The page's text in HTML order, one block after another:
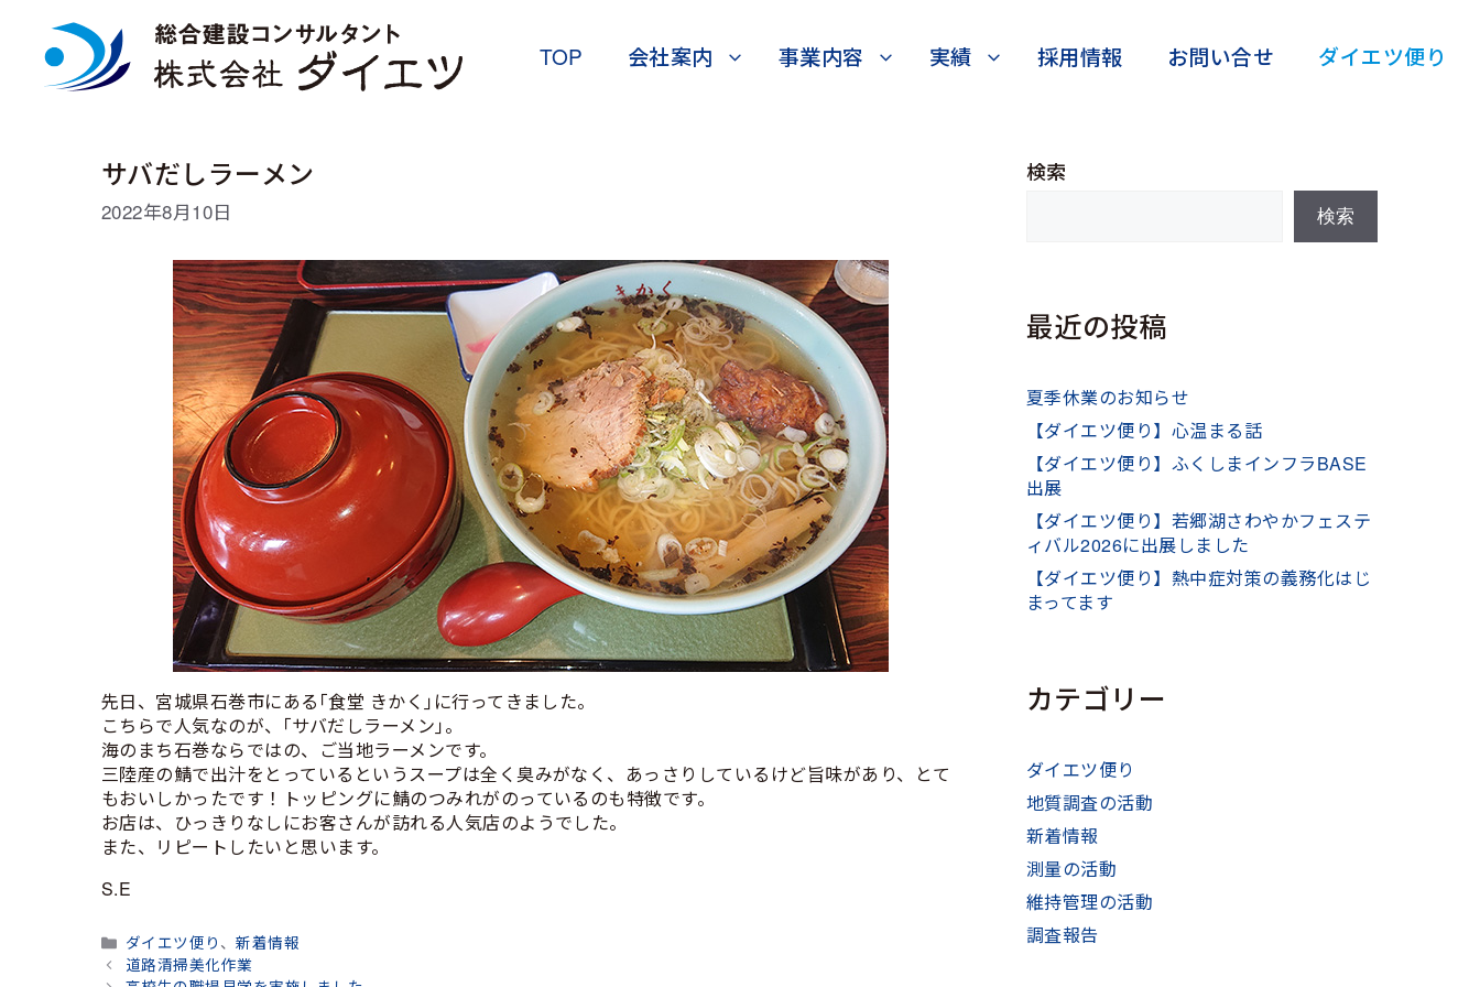
TOP 会社案内 事業内容 実績 採用情報 お問い合せ ダイエツ便り
サバだしラーメン
2022年8月10日
先日、宮城県石巻市にある｢食堂 きかく｣に行ってきました。
こちらで人気なのが、｢サバだしラーメン｣。
海のまち石巻ならではの、ご当地ラーメンです。
三陸産の鯖で出汁をとっているというスープは全く臭みがなく、あっさりしているけど旨味があり、とて
もおいしかったです！トッピングに鯖のつみれがのっているのも特徴です。
お店は、ひっきりなしにお客さんが訪れる人気店のようでした。
また、リピートしたいと思います。
S.E
カ
テ
ダイエツ便り 、新着情報
道路清掃美化作業
検索
検索
最近の投稿
夏季休業のお知らせ
【ダイエツ便り】心温まる話
【ダイエツ便り】ふくしまインフラBASE
出展
【ダイエツ便り】若郷湖さわやかフェステ
ィバル2026に出展しました
【ダイエツ便り】熱中症対策の義務化はじ
まってます
カテゴリー
ダイエツ便り
地質調査の活動
新着情報
測量の活動
維持管理の活動
調査報告